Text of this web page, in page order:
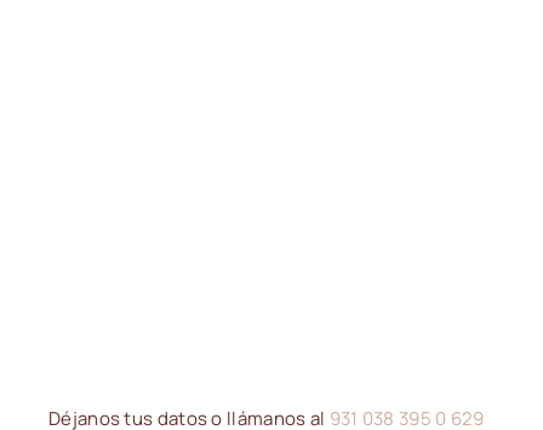
Déjanos tus datos o llámanos al 931 038 395 0 629